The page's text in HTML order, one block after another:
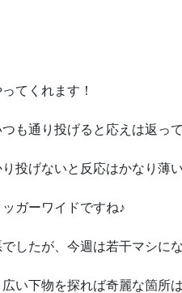
てくれます！
も通り投げると応えは返っ
投げないと反応はかなり薄い
ガーワイドですね♪
したが、今週は若干マシに
い下物を探れば奇麗な箇所